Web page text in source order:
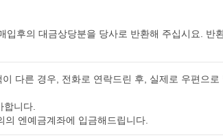
입후의 대금상당분을 당사로 반환해 주십시요. 반
다른 경우, 전화로 연락드린 후, 실제로 우편으로
합니다.
엔예금계좌에 입금해드립니다.